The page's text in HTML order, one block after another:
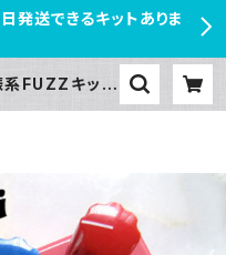
発送できるキットありま
FUZZキット